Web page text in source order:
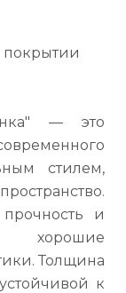
покрытии
— это
стилем,
и
Толщина
к